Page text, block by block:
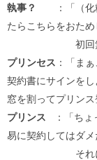
執事？
：「（化粧
たらこちらをおため
初回無料
プリンセス ：「ま
契約書にサインをし
窓を割ってプリン
プリンス
：「ちょ
易に契約してはダメ
それに君は今